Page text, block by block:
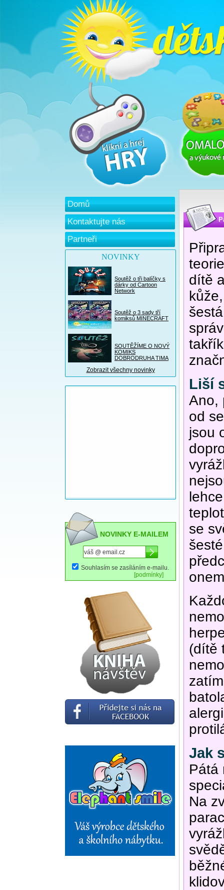
Domů
Kontaktujte nás
Partneři
NOVINKY
Soutěž o tři balíčky s
dárky od Cartoon
Network
Soutěž o 3 sady tří
komiksů MINECRAFT
SOUTĚŽÍME O NOVÝ
KOMIKS
DOBRODRUHA TIMA
Zobrazit všechny novinky
NOVINKY E-MAILEM
Souhlasím se zasíláním e-mailu.
[podmínky]
dítě
Liší
Ano,
od
jsou
se
(dítě
Jak
Pátá
Na